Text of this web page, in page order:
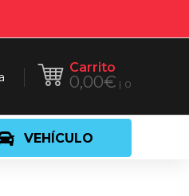
Carrito
0,00€ 0
VEHÍCULO